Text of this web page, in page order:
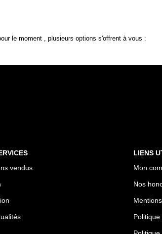
le moment , plusieurs options s'offrent à vous :
vendus
LIENS
Mon
Nos